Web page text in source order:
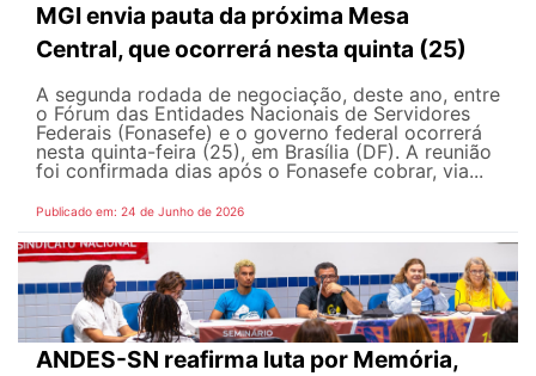
MGI envia pauta da próxima Mesa
Central, que ocorrerá nesta quinta (25)
A segunda rodada de negociação, deste ano, entre
o Fórum das Entidades Nacionais de Servidores
Federais (Fonasefe) e o governo federal ocorrerá
nesta quinta-feira (25), em Brasília (DF). A reunião
foi confirmada dias após o Fonasefe cobrar, via...
Publicado em: 24 de Junho de 2026
ANDES-SN reafirma luta por Memória,